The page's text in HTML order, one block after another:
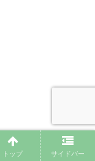
トップ サイドバー